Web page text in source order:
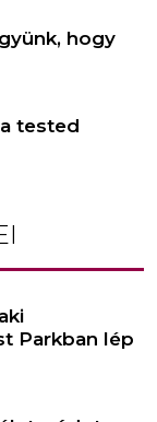
hogy
tested
Parkban lép